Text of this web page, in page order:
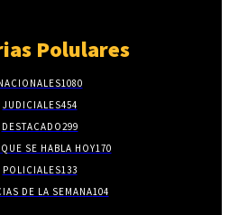
Polulares
1080
JUDICIALES454
DESTACADO299
SE HABLA HOY170
POLICIALES133
DE LA SEMANA104